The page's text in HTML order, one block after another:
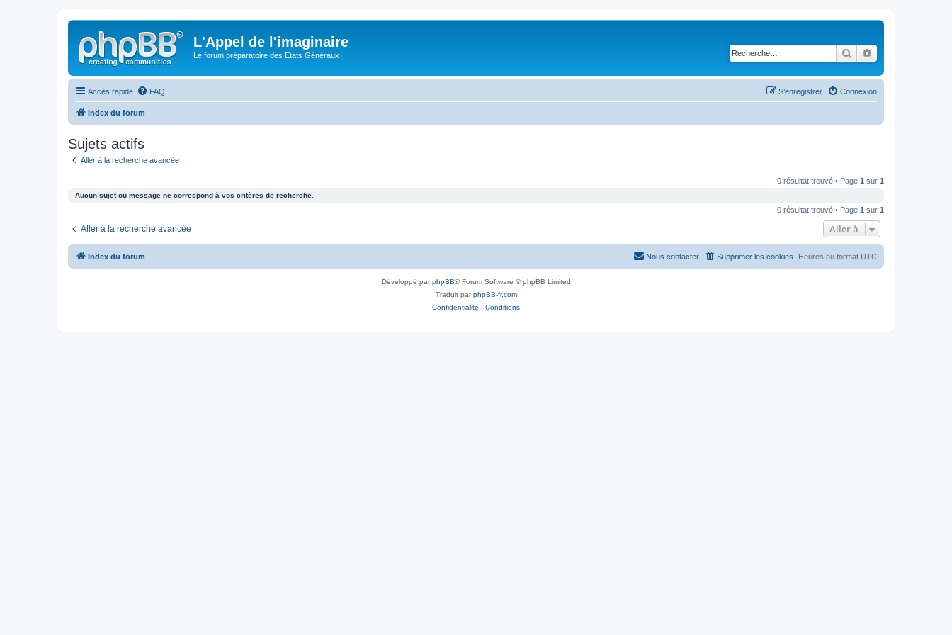
L'Appel de l'imaginaire
Le forum préparatoire des Etats Généraux Rechercher
Accès rapide FAQ Connexion
S’enregistrer
Index du forum
Sujets actifs
Aller à la recherche avancée
0 résultat trouvé • Page 1 sur 1
Aucun sujet ou message ne correspond à vos critères de recherche.
0 résultat trouvé • Page 1 sur 1
Aller à la recherche avancée Aller à
Index du forum Heures au format UTC
Supprimer les cookies
Nous contacter
Développé parphpBB® Forum Software © phpBB Limited
Traduit parphpBB-fr.com
Confidentialité | Conditions